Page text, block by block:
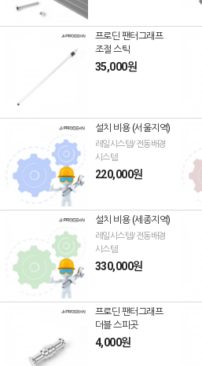
프로딘 팬터그래프
조절 스틱
35,000원
설치 비용 (서울지역)
레일시스템/전동배경
시스템
220,000원
설치 비용 (세종지역)
레일시스템/전동배경
시스템
330,000원
프로딘 팬터그래프
더블 스피곳
4,000원